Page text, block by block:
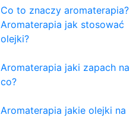
Co to znaczy aromaterapia?
Aromaterapia jak stosować
olejki?
Aromaterapia jaki zapach na
co?
Aromaterapia jakie olejki na